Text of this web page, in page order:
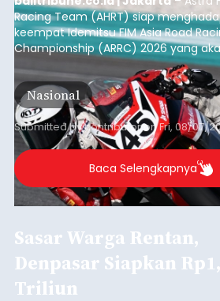
Racing Team (AHRT) siap
keempat Idemitsu FIM Asia Road
Championship (ARRC) 2026 yang
berlangsung di Pertamina Mandalika
International Circuit, Lombok, Nusa
Barat, pada 7–9 Agustus 2026.
Nasional
Submitted bycontributoronFri, 08/07/
Baca Selengkapnya
Sasar Warga Rentan,
Denpasar Siapkan
Triliun